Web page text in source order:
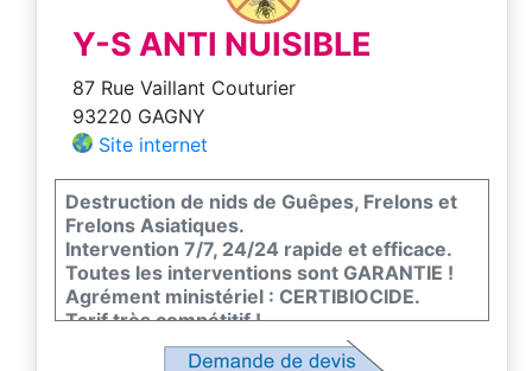
Y-S ANTI NUISIBLE
87 Rue Vaillant Couturier
93220 GAGNY
Site internet
Destruction de nids de Guêpes, Frelons et
Frelons Asiatiques.
Intervention 7/7, 24/24 rapide et efficace.
Toutes les interventions sont GARANTIE !
Agrément ministériel : CERTIBIOCIDE.
Tarif très compétitif !